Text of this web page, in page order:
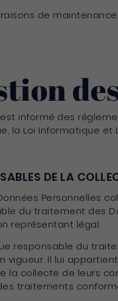
de
informé des
la Loi Informatique et
DE LA
Personnelles
du traitement des
représentant légal.
responsable du
vigueur. Il lui
la collecte de leurs
traitements